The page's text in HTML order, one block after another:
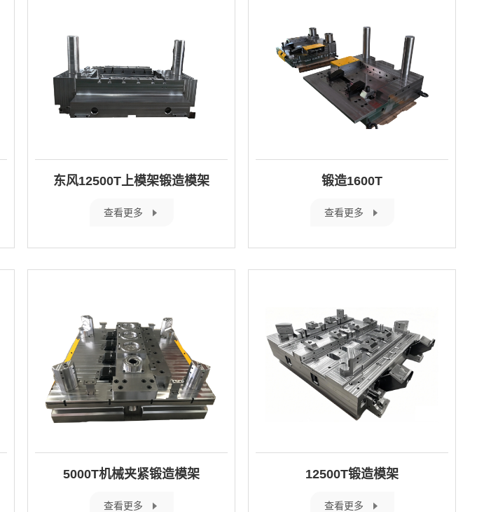
东风12500T上模架锻造模架
查看更多
锻造1600T
查看更多
5000T机械夹紧锻造模架
查看更多
12500T锻造模架
查看更多